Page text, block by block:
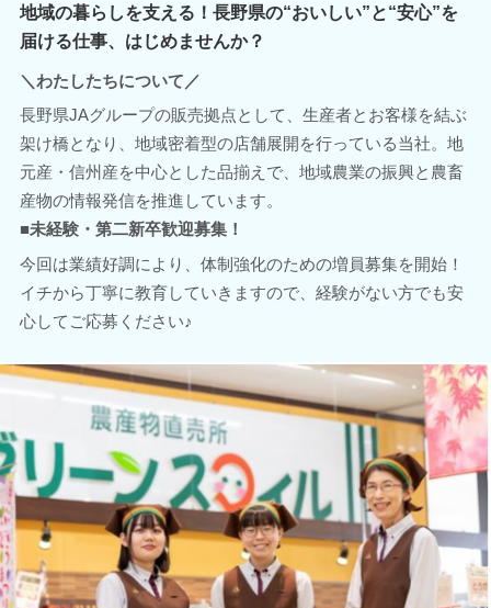
地域の暮らしを支える！長野県の“おいしい”と“安心”を
届ける仕事、はじめませんか？
＼わたしたちについて／
長野県JAグループの販売拠点として、生産者とお客様を結ぶ
架け橋となり、地域密着型の店舗展開を行っている当社。地
元産・信州産を中心とした品揃えで、地域農業の振興と農畜
産物の情報発信を推進しています。
■未経験・第二新卒歓迎募集！
今回は業績好調により、体制強化のための増員募集を開始！
イチから丁寧に教育していきますので、経験がない方でも安
心してご応募ください♪